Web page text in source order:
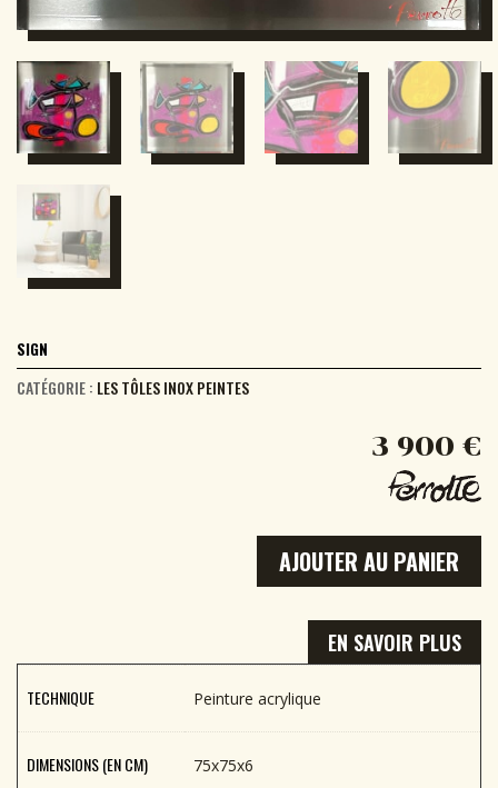
SIGN
CATÉGORIE : LES TÔLES INOX PEINTES
3 900 €
AJOUTER AU PANIER
EN SAVOIR PLUS
TECHNIQUE Peinture acrylique
DIMENSIONS (EN CM) 75x75x6